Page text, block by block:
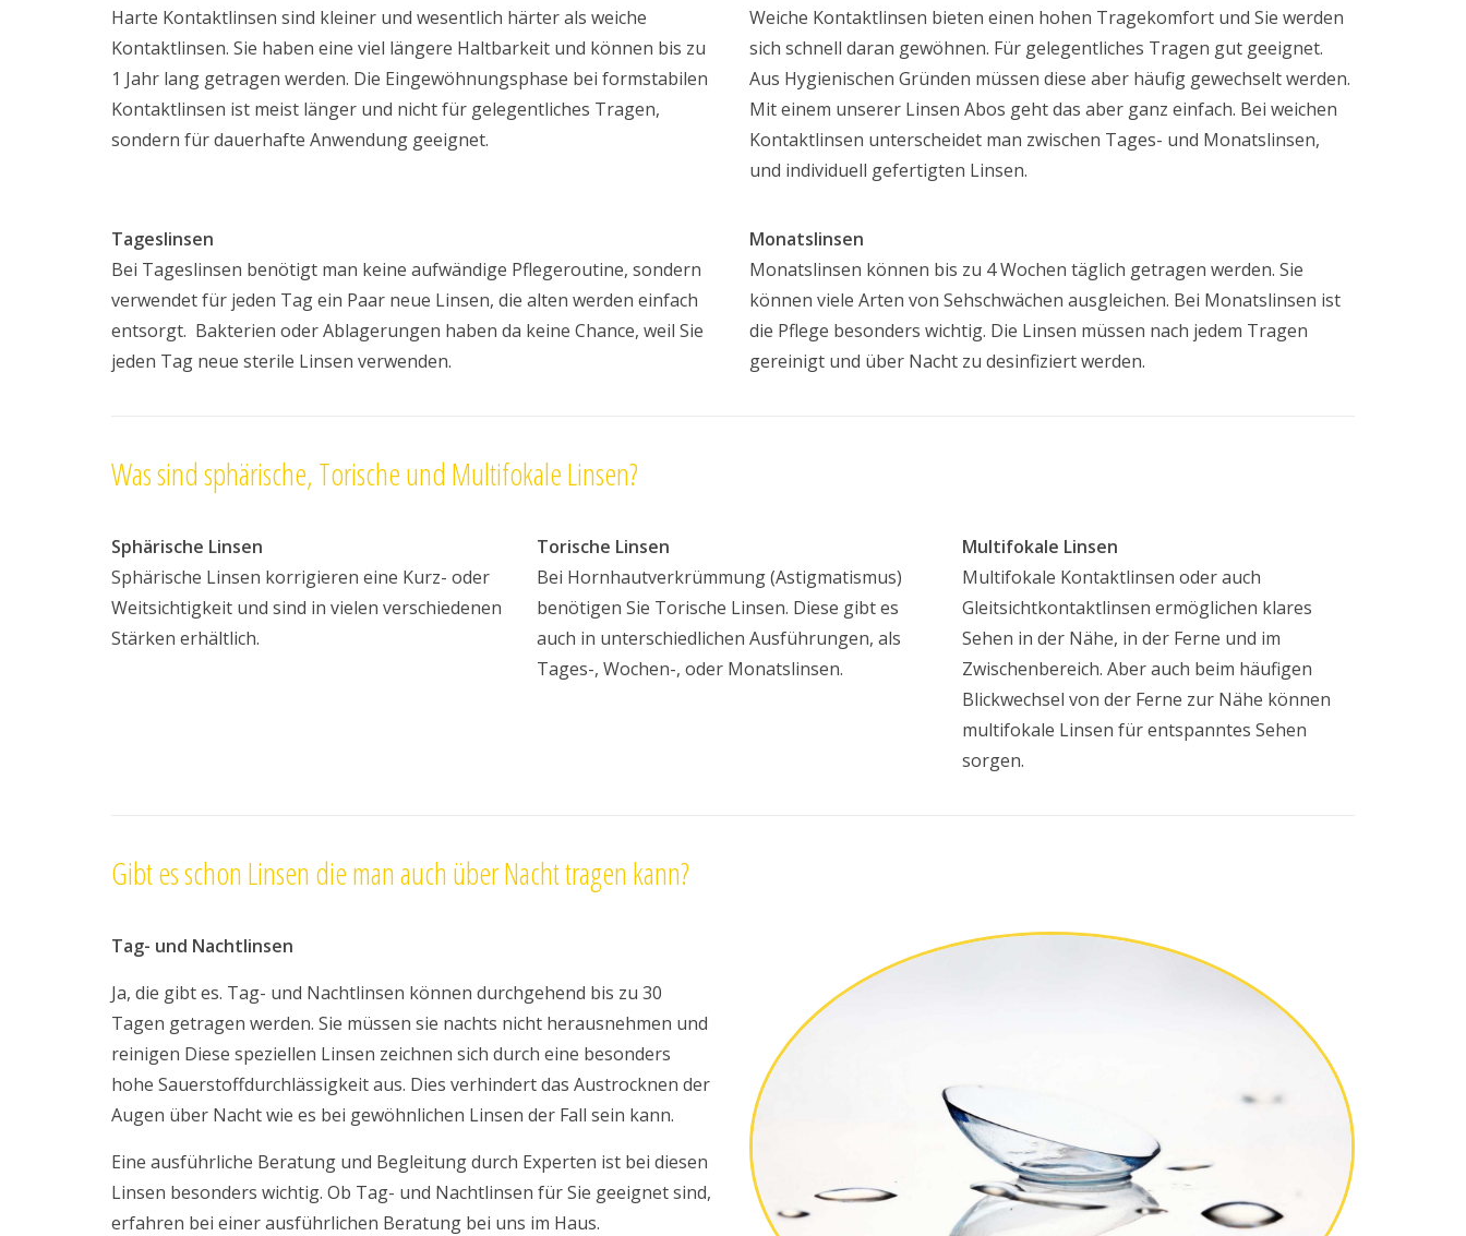
Harte Kontaktlinsen sind kleiner und wesentlich härter als weiche
Kontaktlinsen. Sie haben eine viel längere Haltbarkeit und können bis zu
1 Jahr lang getragen werden. Die Eingewöhnungsphase bei formstabilen
Kontaktlinsen ist meist länger und nicht für gelegentliches Tragen,
sondern für dauerhafte Anwendung geeignet.
Weiche Kontaktlinsen bieten einen hohen Tragekomfort und Sie werden
sich schnell daran gewöhnen. Für gelegentliches Tragen gut geeignet.
Aus Hygienischen Gründen müssen diese aber häufig gewechselt werden.
Mit einem unserer Linsen Abos geht das aber ganz einfach. Bei weichen
Kontaktlinsen unterscheidet man zwischen Tages- und Monatslinsen,
und individuell gefertigten Linsen.
Tageslinsen
Bei Tageslinsen benötigt man keine aufwändige Pflegeroutine, sondern
verwendet für jeden Tag ein Paar neue Linsen, die alten werden einfach
entsorgt. Bakterien oder Ablagerungen haben da keine Chance, weil Sie
jeden Tag neue sterile Linsen verwenden.
Monatslinsen
Monatslinsen können bis zu 4 Wochen täglich getragen werden. Sie
können viele Arten von Sehschwächen ausgleichen. Bei Monatslinsen ist
die Pflege besonders wichtig. Die Linsen müssen nach jedem Tragen
gereinigt und über Nacht zu desinfiziert werden.
Was sind sphärische, Torische und Multifokale Linsen?
Sphärische Linsen
Sphärische Linsen korrigieren eine Kurz- oder
Weitsichtigkeit und sind in vielen verschiedenen
Stärken erhältlich.
Torische Linsen
Bei Hornhautverkrümmung (Astigmatismus)
benötigen Sie Torische Linsen. Diese gibt es
auch in unterschiedlichen Ausführungen, als
Tages-, Wochen-, oder Monatslinsen.
Multifokale Linsen
Multifokale Kontaktlinsen oder auch
Gleitsichtkontaktlinsen ermöglichen klares
Sehen in der Nähe, in der Ferne und im
Zwischenbereich. Aber auch beim häufigen
Blickwechsel von der Ferne zur Nähe können
multifokale Linsen für entspanntes Sehen
sorgen.
Gibt es schon Linsen die man auch über Nacht tragen kann?
Tag- und Nachtlinsen
Ja, die gibt es. Tag- und Nachtlinsen können durchgehend bis zu 30
Tagen getragen werden. Sie müssen sie nachts nicht herausnehmen und
reinigen Diese speziellen Linsen zeichnen sich durch eine besonders
hohe Sauerstoffdurchlässigkeit aus. Dies verhindert das Austrocknen der
Augen über Nacht wie es bei gewöhnlichen Linsen der Fall sein kann.
Eine ausführliche Beratung und Begleitung durch Experten ist bei diesen
Linsen besonders wichtig. Ob Tag- und Nachtlinsen für Sie geeignet sind,
erfahren bei einer ausführlichen Beratung bei uns im Haus.